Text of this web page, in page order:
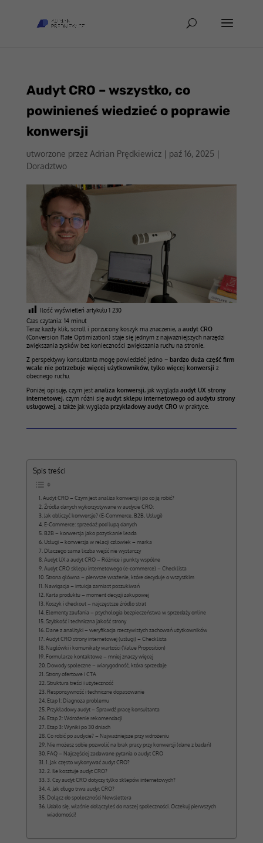
Audyt CRO – wszystko, co
powinieneś wiedzieć o poprawie
konwersji
utworzone przez Adrian Prędkiewicz| paź 16, 2025 |
Doradztwo
Ilość wyświetleń artykułu 1 230
Czas czytania: 14 minut
Teraz każdy klik, scroll i porzucony koszyk ma znaczenie, a audyt CRO
(Conversion Rate Optimization) staje się jednym z najważniejszych narzędzi
zwiększania zysków bez konieczności zwiększania ruchu na stronie.
Z perspektywy konsultanta mogę powiedzieć jedno – bardzo duża część firm
wcale nie potrzebuje więcej użytkowników, tylko więcej konwersji z
obecnego ruchu.
Poniżej opisuję, czym jestanaliza konwersji, jak wygląda audyt UX strony
internetowej, czym różni się audyt sklepu internetowego od audytu strony
usługowej, a także jak wygląda przykładowy audyt CROw praktyce.
Spis treści
Audyt CRO – Czym jest analiza konwersji i po co ją robić?
Źródła danych wykorzystywane w audycie CRO:
Jak obliczyć konwersje? (E-Commerce, B2B, Usługi)
E-Commerce: sprzedaż pod lupą danych
B2B – konwersja jako pozyskanie leada
Usługi – konwersja w relacji człowiek – marka
Dlaczego sama liczba wejść nie wystarczy
Audyt UX a audyt CRO – Różnice i punkty wspólne
Audyt CRO sklepu internetowego (e-commerce) – Checklista
Strona główna – pierwsze wrażenie, które decyduje o wszystkim
Nawigacja – intuicja zamiast poszukiwań
Karta produktu – moment decyzji zakupowej
Koszyk i checkout – najczęstsze źródło strat
Elementy zaufania – psychologia bezpieczeństwa w sprzedaży online
Szybkość i techniczna jakość strony
Dane z analityki – weryfikacja rzeczywistych zachowań użytkowników
Audyt CRO strony internetowej (usługi) – Checklista
Nagłówki i komunikaty wartości (Value Proposition)
Formularze kontaktowe – mniej znaczy więcej
Dowody społeczne – wiarygodność, która sprzedaje
Strony ofertowe i CTA
Struktura treści i użyteczność
Responsywność i techniczne dopasowanie
Etap 1: Diagnoza problemu
Przykładowy audyt – Sprawdź pracę konsultanta
Etap 2: Wdrożenie rekomendacji
Etap 3: Wyniki po 30 dniach
Co robić po audycie? – Najważniejsze przy wdrożeniu
Nie możesz sobie pozwolić na brak pracy przy konwersji (dane z badań)
FAQ – Najczęściej zadawane pytania o audyt CRO
1. Jak często wykonywać audyt CRO?
2. Ile kosztuje audyt CRO?
3. Czy audyt CRO dotyczy tylko sklepów internetowych?
4. Jak długo trwa audyt CRO?
Dołącz do społeczności Newslettera
Udało się, właśnie dołączyłeś do naszej społeczności. Oczekuj pierwszych
wiadomości!